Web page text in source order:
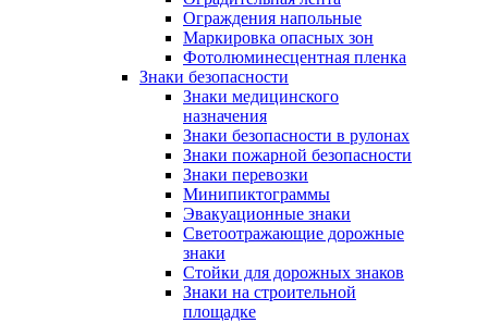
Ограждения напольные
Маркировка опасных зон
Фотолюминесцентная пленка
Знаки безопасности
Знаки медицинского
назначения
Знаки безопасности в рулонах
Знаки пожарной безопасности
Знаки перевозки
Минипиктограммы
Эвакуационные знаки
Светоотражающие дорожные
знаки
Стойки для дорожных знаков
Знаки на строительной
площадке